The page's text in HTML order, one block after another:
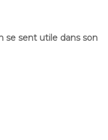
se sent utile dans son